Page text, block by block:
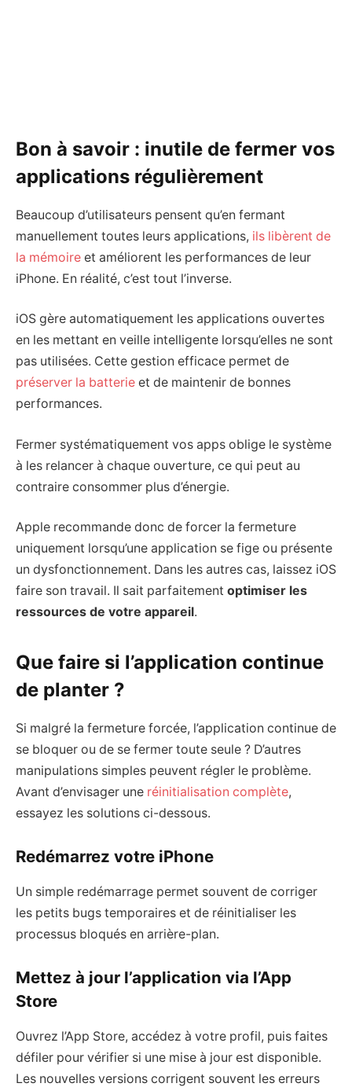
Bon à savoir : inutile de fermer vos
applications régulièrement
Beaucoup d’utilisateurs pensent qu’en fermant
manuellement toutes leurs applications, ils libèrent de
la mémoire et améliorent les performances de leur
iPhone. En réalité, c’est tout l’inverse.
iOS gère automatiquement les applications ouvertes
en les mettant en veille intelligente lorsqu’elles ne sont
pas utilisées. Cette gestion efficace permet de
préserver la batterie et de maintenir de bonnes
performances.
Fermer systématiquement vos apps oblige le système
à les relancer à chaque ouverture, ce qui peut au
contraire consommer plus d’énergie.
Apple recommande donc de forcer la fermeture
uniquement lorsqu’une application se fige ou présente
un dysfonctionnement. Dans les autres cas, laissez iOS
faire son travail. Il sait parfaitement optimiser les
ressources de votre appareil.
Que faire si l’application continue
de planter ?
Si malgré la fermeture forcée, l’application continue de
se bloquer ou de se fermer toute seule ? D’autres
manipulations simples peuvent régler le problème.
Avant d’envisager une réinitialisation complète,
essayez les solutions ci-dessous.
Redémarrez votre iPhone
Un simple redémarrage permet souvent de corriger
les petits bugs temporaires et de réinitialiser les
processus bloqués en arrière-plan.
Mettez à jour l’application via l’App
Store
Ouvrez l’App Store, accédez à votre profil, puis faites
défiler pour vérifier si une mise à jour est disponible.
Les nouvelles versions corrigent souvent les erreurs